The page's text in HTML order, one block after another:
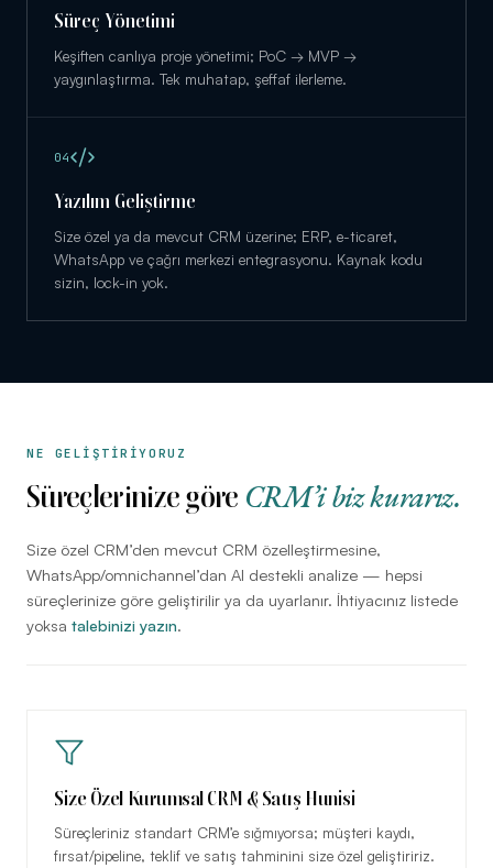
Süreç Yönetimi
Keşiften canlıya proje yönetimi; PoC → MVP →
yaygınlaştırma. Tek muhatap, şeffaf ilerleme.
04
Yazılım Geliştirme
Size özel ya da mevcut CRM üzerine; ERP, e-ticaret,
WhatsApp ve çağrı merkezi entegrasyonu. Kaynak kodu
sizin, lock-in yok.
NE GELİŞTİRİYORUZ
Süreçlerinize göre CRM’i biz kurarız.
Size özel CRM’den mevcut CRM özelleştirmesine,
WhatsApp/omnichannel’dan AI destekli analize — hepsi
süreçlerinize göre geliştirilir ya da uyarlanır. İhtiyacınız listede
yoksa talebinizi yazın.
Size Özel Kurumsal CRM & Satış Hunisi
Süreçleriniz standart CRM’e sığmıyorsa; müşteri kaydı,
fırsat/pipeline, teklif ve satış tahminini size özel geliştiririz.